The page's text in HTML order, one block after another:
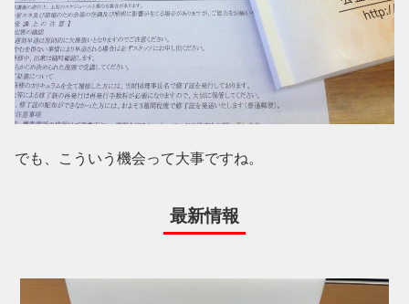
でも、こういう機会って大事ですね。
最新情報